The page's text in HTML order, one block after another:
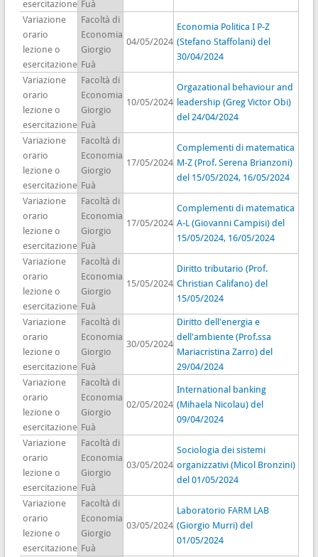
esercitazione Fuà
Variazione
orario
lezione o
esercitazione
Facoltà di
Economia
Giorgio
Fuà
04/05/2024
Economia Politica I P-Z
(Stefano Staffolani) del
30/04/2024
Variazione
orario
lezione o
esercitazione
Facoltà di
Economia
Giorgio
Fuà
10/05/2024
Orgazational behaviour and
leadership (Greg Victor Obi)
del 24/04/2024
Variazione
orario
lezione o
esercitazione
Facoltà di
Economia
Giorgio
Fuà
17/05/2024
Complementi di matematica
M-Z (Prof. Serena Brianzoni)
del 15/05/2024, 16/05/2024
Variazione
orario
lezione o
esercitazione
Facoltà di
Economia
Giorgio
Fuà
17/05/2024
Complementi di matematica
A-L (Giovanni Campisi) del
15/05/2024, 16/05/2024
Variazione
orario
lezione o
esercitazione
Facoltà di
Economia
Giorgio
Fuà
15/05/2024
Diritto tributario (Prof.
Christian Califano) del
15/05/2024
Variazione
orario
lezione o
esercitazione
Facoltà di
Economia
Giorgio
Fuà
30/05/2024
Diritto dell'energia e
dell'ambiente (Prof.ssa
Mariacristina Zarro) del
29/04/2024
Variazione
orario
lezione o
esercitazione
Facoltà di
Economia
Giorgio
Fuà
02/05/2024
International banking
(Mihaela Nicolau) del
09/04/2024
Variazione
orario
lezione o
esercitazione
Facoltà di
Economia
Giorgio
Fuà
03/05/2024
Sociologia dei sistemi
organizzativi (Micol Bronzini)
del 01/05/2024
Variazione
orario
lezione o
esercitazione
Facoltà di
Economia
Giorgio
Fuà
03/05/2024
Laboratorio FARM LAB
(Giorgio Murri) del
01/05/2024